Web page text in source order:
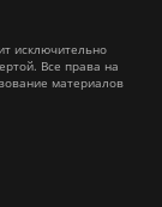
исключительно
Все права на
материалов